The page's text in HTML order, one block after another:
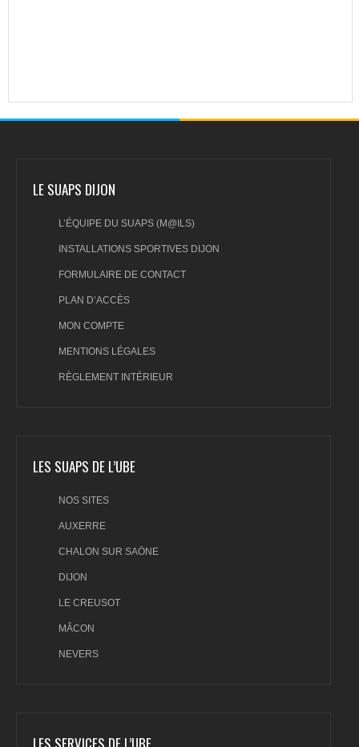
LE SUAPS DIJON
L’ÉQUIPE DU SUAPS (M@ILS)
INSTALLATIONS SPORTIVES DIJON
FORMULAIRE DE CONTACT
PLAN D’ACCÈS
MON COMPTE
MENTIONS LÉGALES
RÈGLEMENT INTÉRIEUR
LES SUAPS DE L’UBE
NOS SITES
AUXERRE
CHALON SUR SAÖNE
DIJON
LE CREUSOT
MÂCON
NEVERS